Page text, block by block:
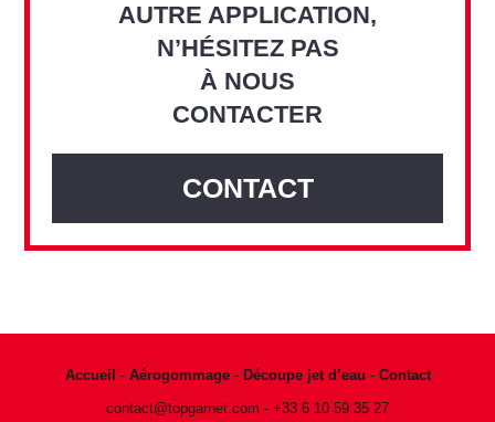
AUTRE APPLICATION,
N’HÉSITEZ PAS
À NOUS
CONTACTER
CONTACT
Accueil - Aérogommage - Découpe jet d’eau - Contact
contact@topgarnet.com - +33 6 10 59 35 27